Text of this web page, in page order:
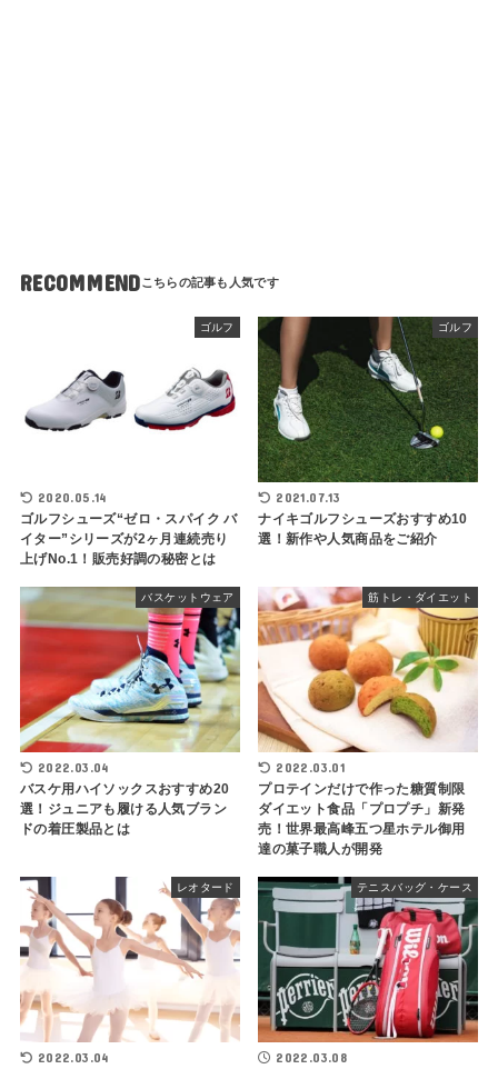
RECOMMEND
ゴルフ
2020.05.14
ゴルフシューズ“ゼロ・スパイク バ
イター”シリーズが2ヶ月連続売り
上げNo.1！販売好調の秘密とは
ゴルフ
2021.07.13
ナイキゴルフシューズおすすめ10
選！新作や人気商品をご紹介
バスケットウェア
2022.03.04
バスケ用ハイソックスおすすめ20
選！ジュニアも履ける人気ブラン
ドの着圧製品とは
筋トレ・ダイエット
2022.03.01
プロテインだけで作った糖質制限
ダイエット食品「プロプチ」新発
売！世界最高峰五つ星ホテル御用
達の菓子職人が開発
レオタード
2022.03.04
テニスバッグ・ケース
2022.03.08